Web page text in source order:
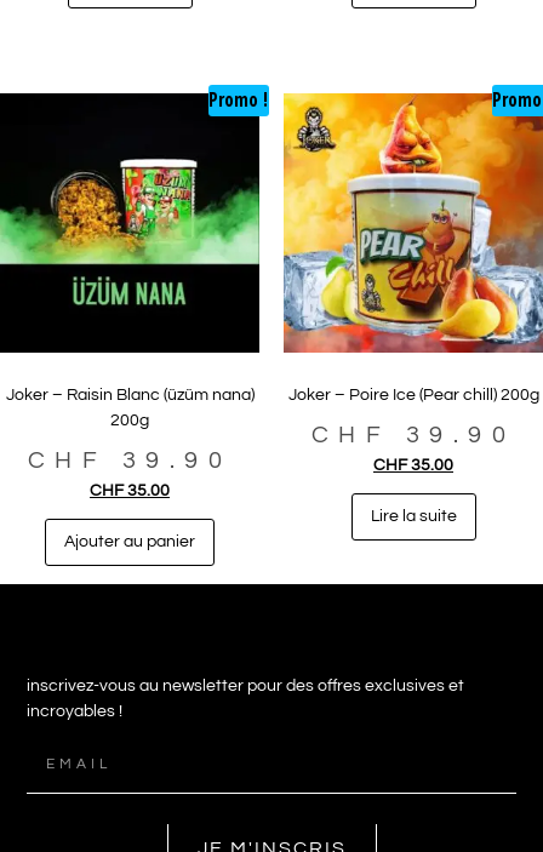
Promo !
Joker – Raisin Blanc (üzüm nana)
200g
CHF 39.90
CHF35.00
Ajouter au panier
Joker – Poire Ice (Pear chill) 200g
CHF 39.90
CHF35.00
Lire la suite
inscrivez-vous au newsletter pour des offres exclusives et
incroyables !